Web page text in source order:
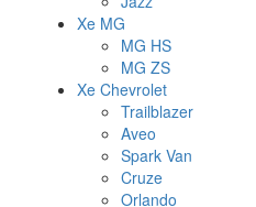
Xe MG
MG HS
MG ZS
Xe Chevrolet
Trailblazer
Aveo
Spark Van
Cruze
Orlando